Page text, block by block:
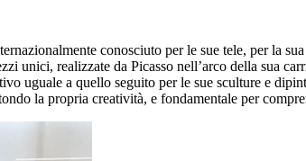
conosciuto per le sue tele, per la
unici, realizzate da Picasso nell’arco della sua
uguale a quello seguito per le sue sculture e
la propria creatività, e fondamentale per